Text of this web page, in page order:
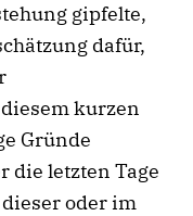
gipfelte,
dafür,
kurzen
Gründe
die letzten Tage
oder im